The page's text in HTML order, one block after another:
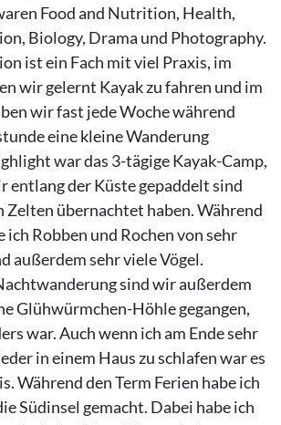
Food and Nutrition, Health,
Biology, Drama und Photography.
ist ein Fach mit viel Praxis, im
wir gelernt Kayak zu fahren und im
wir fast jede Woche während
eine kleine Wanderung
war das 3-tägige Kayak-Camp,
entlang der Küste gepaddelt sind
Zelten übernachtet haben. Während
ich Robben und Rochen von sehr
außerdem sehr viele Vögel.
sind wir außerdem
Glühwürmchen-Höhle gegangen,
war. Auch wenn ich am Ende sehr
in einem Haus zu schlafen war es
Während den Term Ferien habe ich
Südinsel gemacht. Dabei habe ich